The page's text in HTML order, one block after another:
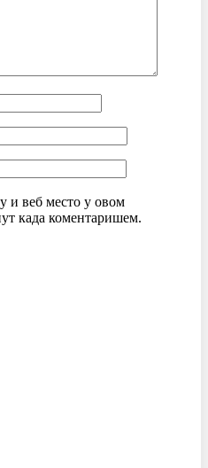
и веб место у овом
када коментаришем.